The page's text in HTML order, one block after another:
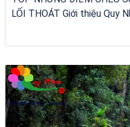
LỐI THOÁT Giới thiệu Quy
Tour Gia Lai Quy